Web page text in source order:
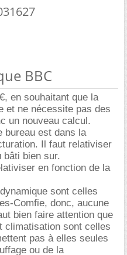
BBC
en souhaitant que la
et ne nécessite pas des
un nouveau calcul.
bureau est dans la
Il faut relativiser
bâti bien sur.
en fonction de la
sont celles
Comfie, donc, aucune
bien faire attention que
climatisation sont celles
pas à elles seules
ou de la